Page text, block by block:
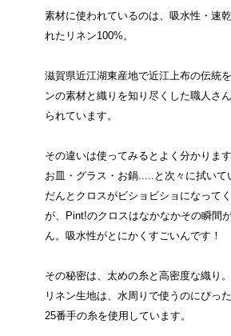
素材に使われているのは、吸水性・速
れたリネン100%。
滋賀県近江湖東産地で近江上布の伝統
ンの素材と織りを知り尽くした職人さ
られています。
その違いは使ってみるとよく分かります
お皿・グラス・お鍋.....と次々に拭いて
だんとクロスがビショビショになって
が、Pint!のクロスはなかなかその瞬間
ん。吸水性がとにかくすごいんです！
その秘密は、太めの糸と高密度な織り。
リネン生地は、水周りで使うのにぴっ
25番手の糸を使用しています。